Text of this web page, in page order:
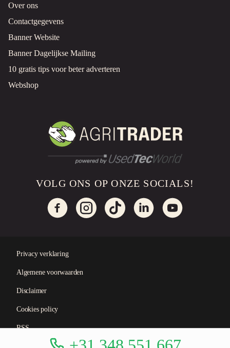
Over ons
Contactgegevens
Banner Website
Banner Dagelijkse Mailing
10 gratis tips voor beter adverteren
Webshop
VOLG ONS OP ONZE SOCIALS!
Privacy verklaring
Algemene voorwaarden
Disclaimer
Cookies policy
RSS